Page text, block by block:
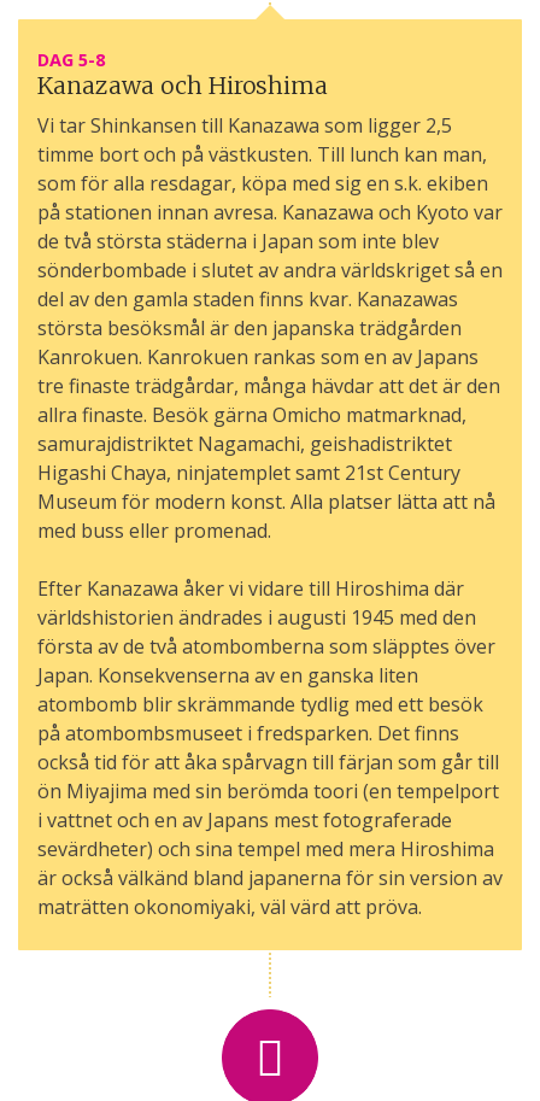
DAG 5-8
Kanazawa och Hiroshima
Vi tar Shinkansen till Kanazawa som ligger 2,5
timme bort och på västkusten. Till lunch kan man,
som för alla resdagar, köpa med sig en s.k. ekiben
på stationen innan avresa. Kanazawa och Kyoto var
de två största städerna i Japan som inte blev
sönderbombade i slutet av andra världskriget så en
del av den gamla staden finns kvar. Kanazawas
största besöksmål är den japanska trädgården
Kanrokuen. Kanrokuen rankas som en av Japans
tre finaste trädgårdar, många hävdar att det är den
allra finaste. Besök gärna Omicho matmarknad,
samurajdistriktet Nagamachi, geishadistriktet
Higashi Chaya, ninjatemplet samt 21st Century
Museum för modern konst. Alla platser lätta att nå
med buss eller promenad.
Efter Kanazawa åker vi vidare till Hiroshima där
världshistorien ändrades i augusti 1945 med den
första av de två atombomberna som släpptes över
Japan. Konsekvenserna av en ganska liten
atombomb blir skrämmande tydlig med ett besök
på atombombsmuseet i fredsparken. Det finns
också tid för att åka spårvagn till färjan som går till
ön Miyajima med sin berömda toori (en tempelport
i vattnet och en av Japans mest fotograferade
sevärdheter) och sina tempel med mera Hiroshima
är också välkänd bland japanerna för sin version av
maträtten okonomiyaki, väl värd att pröva.